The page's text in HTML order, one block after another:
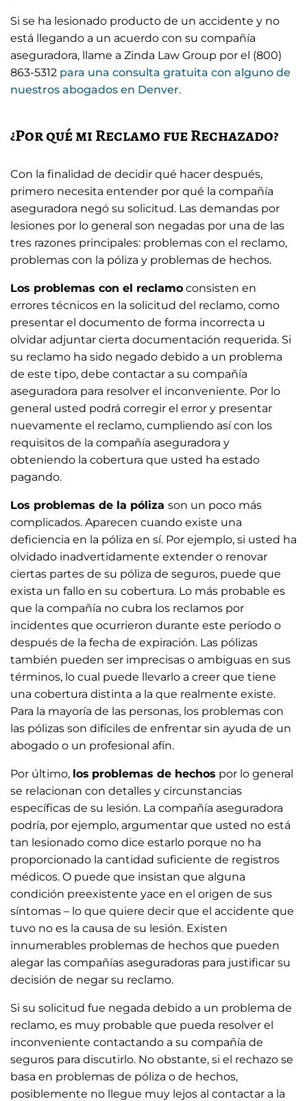
Si se ha lesionado producto de un accidente y no
está llegando a un acuerdo con su compañía
aseguradora, llame a Zinda Law Group por el (800)
863-5312 para una consulta gratuita con alguno de
nuestros abogados en Denver.
¿Por qué mi Reclamo fue Rechazado?
Con la finalidad de decidir qué hacer después,
primero necesita entender por qué la compañía
aseguradora negó su solicitud. Las demandas por
lesiones por lo general son negadas por una de las
tres razones principales: problemas con el reclamo,
problemas con la póliza y problemas de hechos.
Los problemas con el reclamo consisten en
errores técnicos en la solicitud del reclamo, como
presentar el documento de forma incorrecta u
olvidar adjuntar cierta documentación requerida. Si
su reclamo ha sido negado debido a un problema
de este tipo, debe contactar a su compañía
aseguradora para resolver el inconveniente. Por lo
general usted podrá corregir el error y presentar
nuevamente el reclamo, cumpliendo así con los
requisitos de la compañía aseguradora y
obteniendo la cobertura que usted ha estado
pagando.
Los problemas de la póliza son un poco más
complicados. Aparecen cuando existe una
deficiencia en la póliza en sí. Por ejemplo, si usted ha
olvidado inadvertidamente extender o renovar
ciertas partes de su póliza de seguros, puede que
exista un fallo en su cobertura. Lo más probable es
que la compañía no cubra los reclamos por
incidentes que ocurrieron durante este período o
después de la fecha de expiración. Las pólizas
también pueden ser imprecisas o ambiguas en sus
términos, lo cual puede llevarlo a creer que tiene
una cobertura distinta a la que realmente existe.
Para la mayoría de las personas, los problemas con
las pólizas son difíciles de enfrentar sin ayuda de un
abogado o un profesional afín.
Por último, los problemas de hechos por lo general
se relacionan con detalles y circunstancias
específicas de su lesión. La compañía aseguradora
podría, por ejemplo, argumentar que usted no está
tan lesionado como dice estarlo porque no ha
proporcionado la cantidad suficiente de registros
médicos. O puede que insistan que alguna
condición preexistente yace en el origen de sus
síntomas – lo que quiere decir que el accidente que
tuvo no es la causa de su lesión. Existen
innumerables problemas de hechos que pueden
alegar las compañías aseguradoras para justificar su
decisión de negar su reclamo.
Si su solicitud fue negada debido a un problema de
reclamo, es muy probable que pueda resolver el
inconveniente contactando a su compañía de
seguros para discutirlo. No obstante, si el rechazo se
basa en problemas de póliza o de hechos,
posiblemente no llegue muy lejos al contactar a la